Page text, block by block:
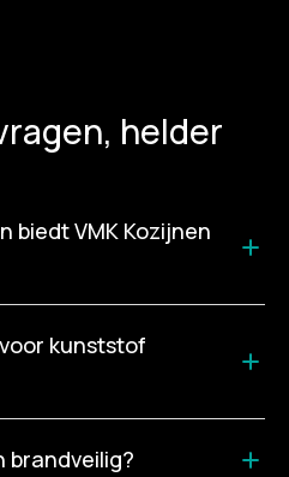
helder
biedt VMK Kozijnen
kunststof
Ze zijn ook verkrijgbaar in
brandveilig?